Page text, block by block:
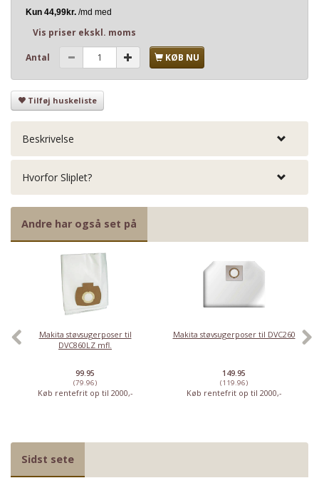
Vis priser ekskl. moms
Antal KØB NU
Tilføj huskeliste
Beskrivelse
Hvorfor Sliplet?
Andre har også set på
Makita støvsugerposer til
DVC860LZ mfl.
99.95
(79.96)
Køb rentefrit op til 2000,-
Makita støvsugerposer til DVC260
149.95
(119.96)
Køb rentefrit op til 2000,-
Sidst sete